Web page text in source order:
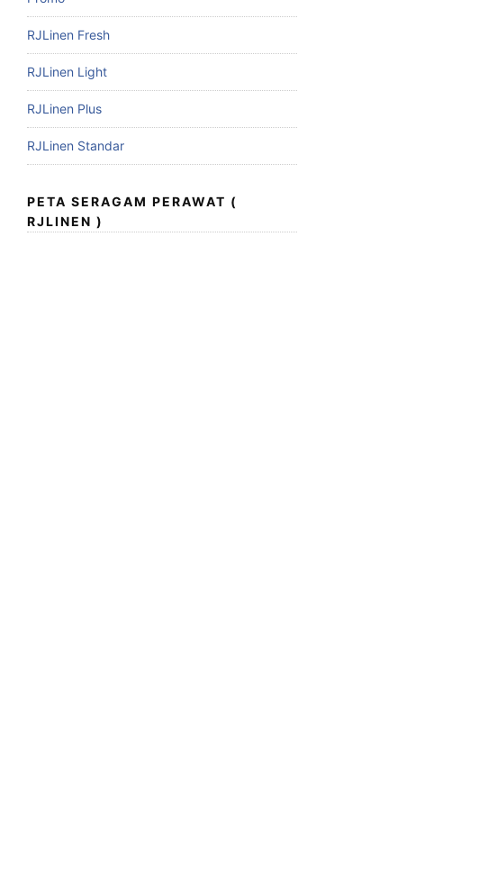
RJLinen Fresh
RJLinen Light
RJLinen Plus
RJLinen Standar
PETA SERAGAM PERAWAT (
RJLINEN )